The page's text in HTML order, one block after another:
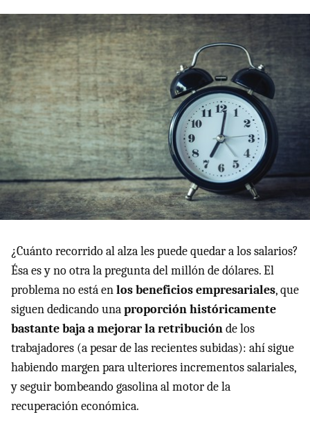
¿Cuánto recorrido al alza les puede quedar a los salarios?
Ésa es y no otra la pregunta del millón de dólares. El
problema no está enlos beneficios empresariales, que
siguen dedicando unaproporción históricamente
bastante baja a mejorar la retribuciónde los
trabajadores (a pesar de las recientes subidas): ahí sigue
habiendo margen para ulteriores incrementos salariales,
y seguir bombeando gasolina al motor de la
recuperación económica.